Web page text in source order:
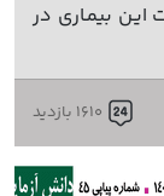
بیمـاری در
1610 بازدید